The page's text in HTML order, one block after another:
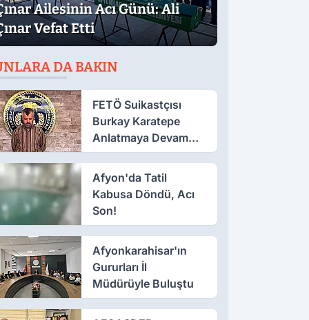
Ailesinin Acı Günü: Ali
Vefat Etti
DA BAKIN
FETÖ Suikastçısı
Burkay Karatepe
Anlatmaya Devam
Ediyor: Suikast İçin
Gittim
Afyon'da Tatil
Kabusa Döndü, Acı
Son!
Afyonkarahisar'ın
Gururları İl
Müdürüyle Buluştu